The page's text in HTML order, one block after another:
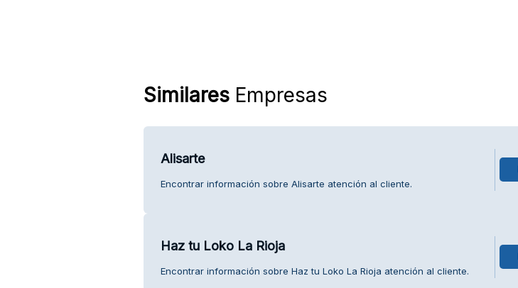
SimilaresEmpresas
Alisarte
Encontrar información sobre Alisarte atención al cliente.
Haz tu Loko La Rioja
Encontrar información sobre Haz tu Loko La Rioja atención al cliente.